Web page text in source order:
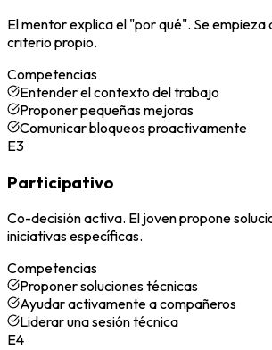
El mentor explica el "por qué". Se empieza
criterio propio.
Competencias
Entender el contexto del trabajo
Proponer pequeñas mejoras
Comunicar bloqueos proactivamente
E3
Participativo
Co-decisión activa. El joven propone
iniciativas específicas.
Competencias
Proponer soluciones técnicas
Ayudar activamente a compañeros
Liderar una sesión técnica
E4